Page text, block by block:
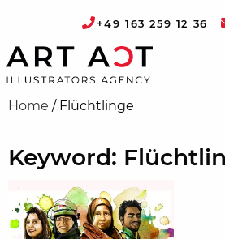
+49 163 259 12 36
Home / Flüchtlinge
Keyword: